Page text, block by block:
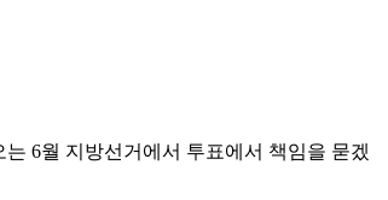
6월 지방선거에서 투표에서 책임을 묻겠